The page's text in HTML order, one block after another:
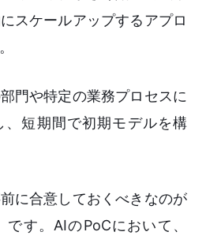
スケールアップするアプロ
門や特定の業務プロセスに
、短期間で初期モデルを構
に合意しておくべきなのが
です。AIのPoCにおいて、